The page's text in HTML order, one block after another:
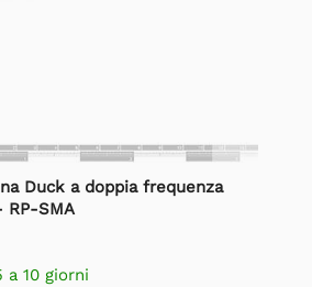
Duck a doppia frequenza
RP-SMA
a 10 giorni